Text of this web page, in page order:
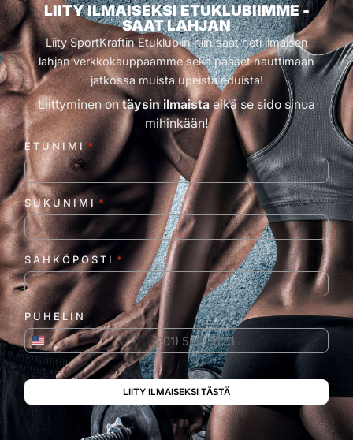
LIITY ILMAISEKSI ETUKLUBIIMME -
SAAT LAHJAN
Liity SportKraftin Etuklubiin niin saat heti ilmaisen
lahjan verkkokauppaamme sekä pääset nauttimaan
jatkossa muista upeista eduista!
Liittyminen ontäysin ilmaistaeikä se sido sinua
mihinkään!
ETUNIMI *
SUKUNIMI *
SÄHKÖPOSTI *
PUHELIN
Yhdysvallat +1